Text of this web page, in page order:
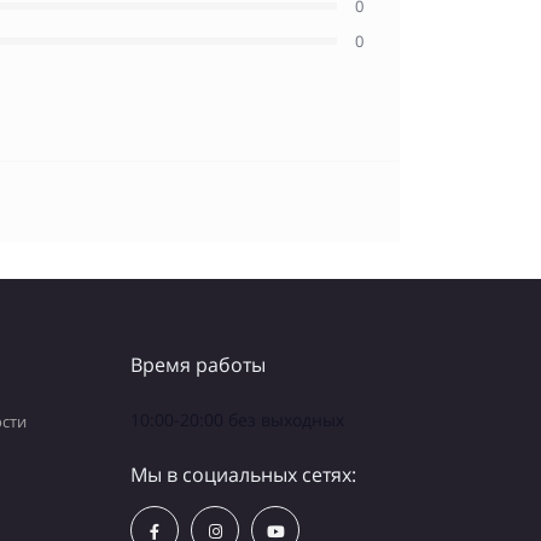
0
0
Время работы
Мы в социальных сетях: